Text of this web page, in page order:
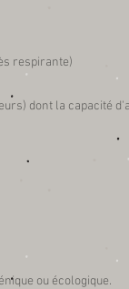
respirante)
dont la capacité
ou écologique.